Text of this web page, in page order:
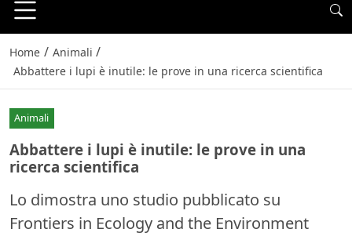
Home / Animali /
Abbattere i lupi è inutile: le prove in una ricerca scientifica
Animali
Abbattere i lupi è inutile: le prove in una
ricerca scientifica
Lo dimostra uno studio pubblicato su
Frontiers in Ecology and the Environment